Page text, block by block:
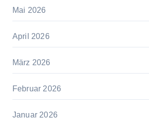
Mai 2026
April 2026
März 2026
Februar 2026
Januar 2026